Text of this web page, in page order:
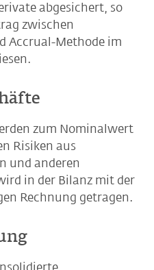
abgesichert, so
zwischen
Accrual-Methode im
zum Nominalwert
Risiken aus
und anderen
in der Bilanz mit der
Rechnung getragen.